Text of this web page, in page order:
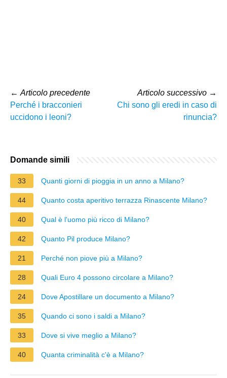
← Articolo precedente
Perché i bracconieri
uccidono i leoni?
Articolo successivo →
Chi sono gli eredi in caso di
rinuncia?
Domande simili
33 Quanti giorni di pioggia in un anno a Milano?
44 Quanto costa aperitivo terrazza Rinascente Milano?
40 Qual è l'uomo più ricco di Milano?
42 Quanto Pil produce Milano?
21 Perché non piove più a Milano?
28 Quali Euro 4 possono circolare a Milano?
24 Dove Apostillare un documento a Milano?
35 Quando ci sono i saldi a Milano?
33 Dove si vive meglio a Milano?
40 Quanta criminalità c'è a Milano?